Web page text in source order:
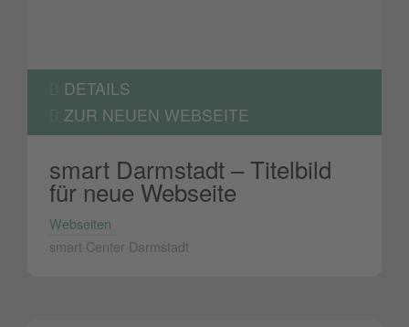
DETAILS
ZUR NEUEN WEBSEITE
smart Darmstadt – Titelbild
für neue Webseite
Webseiten
smart Center Darmstadt